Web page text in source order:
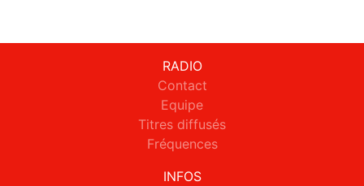
RADIO
Contact
Equipe
Titres diffusés
Fréquences
INFOS